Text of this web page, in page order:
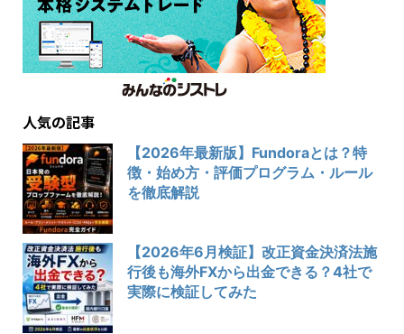
人気の記事
【2026年最新版】Fundoraとは？特
徴・始め方・評価プログラム・ルール
を徹底解説
【2026年6月検証】改正資金決済法施
行後も海外FXから出金できる？4社で
実際に検証してみた